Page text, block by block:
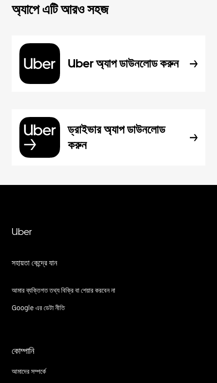
অ্যাপে এটি আরও সহজ
Uber অ্যাপ ডাউনলোড করুন
ড্রাইভার অ্যাপ ডাউনলোড
করুন
Uber
সহায়তা কেন্দ্রে যান
আমার ব্যক্তিগত তথ্য বিক্রি বা শেয়ার করবেন না
Google এর ডেটা নীতি
কোম্পানি
আমাদের সম্পর্কে